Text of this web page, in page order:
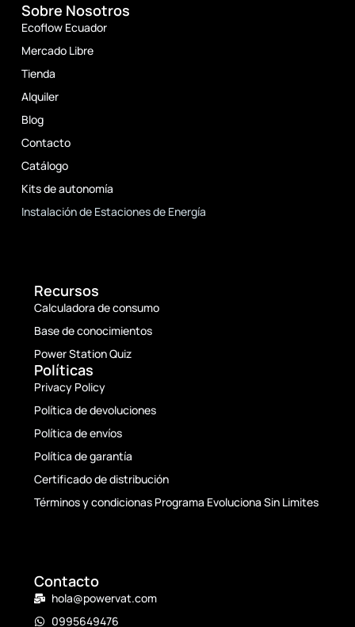
Sobre Nosotros
Ecoflow Ecuador
Mercado Libre
Tienda
Alquiler
Blog
Contacto
Catálogo
Kits de autonomía
Instalación de Estaciones de Energía
Recursos
Calculadora de consumo
Base de conocimientos
Power Station Quiz
Políticas
Privacy Policy
Política de devoluciones
Política de envíos
Política de garantía
Certificado de distribución
Términos y condicionas Programa Evoluciona Sin Limites
Contacto
hola@powervat.com
0995649476